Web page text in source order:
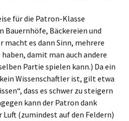
für die Patron-Klasse
Bauernhöfe, Bäckereien und
macht es dann Sinn, mehrere
damit man auch andere
Partie spielen kann.) Da ein
Wissenschaftler ist, gilt etwa
dass es schwer zu steigern
kann der Patron dank
(zumindest auf den Feldern)